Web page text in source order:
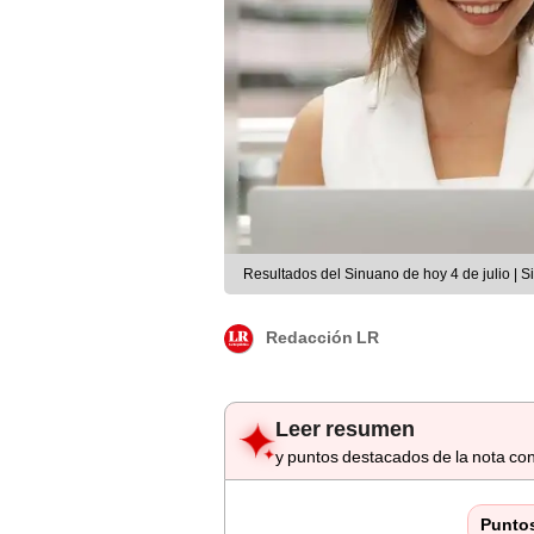
Resultados del Sinuano de hoy 4 de julio |
Redacción LR
Leer resumen
y puntos destacados de la nota